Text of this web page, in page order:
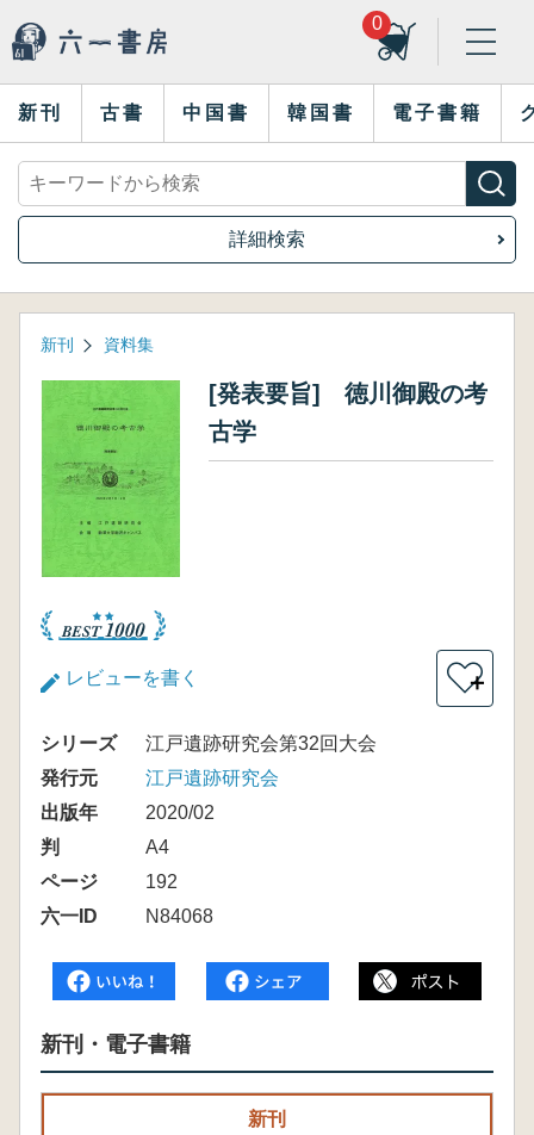
0
新刊 古書 中国書 韓国書 電子書籍
詳細検索
新刊 資料集
[発表要旨] 徳川御殿の考
古学
レビューを書く ＋
シリーズ
江戸遺跡研究会第32回大会
発行元
江戸遺跡研究会
出版年
2020/02
判
A4
ページ
192
六一ID
N84068
新刊・電子書籍
新刊